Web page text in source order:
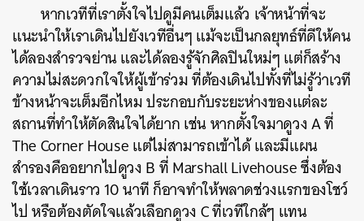
หากเวทีที่เราตั้งใจไปดูมีคนเต็มแล้ว เจ้าหน้าที่จะ
แนะนำให้เราเดินไปยังเวทีอื่นๆ แม้จะเป็นกลยุทธ์ที่ดีให้คน
ได้ลองสำรวจย่าน และได้ลองรู้จักศิลปินใหม่ๆ แต่ก็สร้าง
ความไม่สะดวกใจให้ผู้เข้าร่วม ที่ต้องเดินไปทั้งที่ไม่รู้ว่าเวที
ข้างหน้าจะเต็มอีกไหม ประกอบกับระยะห่างของแต่ละ
สถานที่ทำให้ตัดสินใจได้ยาก เช่น หากตั้งใจมาดูวง A ที่
The Corner House แต่ไม่สามารถเข้าได้ และมีแผน
สำรองคืออยากไปดูวง B ที่ Marshall Livehouse ซึ่งต้อง
ใช้เวลาเดินราว 10 นาที ก็อาจทำให้พลาดช่วงแรกของโชว์
ไป หรือต้องตัดใจแล้วเลือกดูวง C ที่เวทีใกล้ๆ แทน